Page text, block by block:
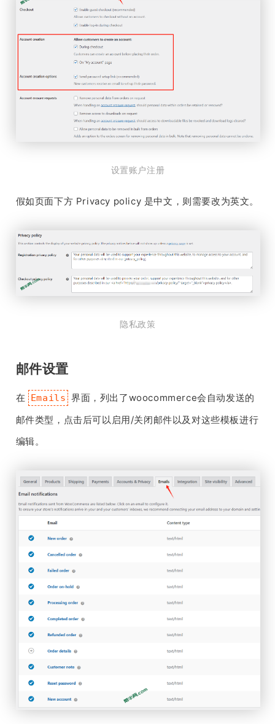
设置账户注册
假如页面下方 Privacy policy 是中文，则需要改为英文。
隐私政策
邮件设置
在 Emails 界面，列出了woocommerce会自动发送的
邮件类型，点击后可以启用/关闭邮件以及对这些模板进行
编辑。